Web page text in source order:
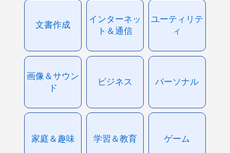
文書作成
インターネッ
ト＆通信
ユーティリテ
ィ
画像＆サウン
ド
ビジネス パーソナル
家庭＆趣味 学習＆教育 ゲーム